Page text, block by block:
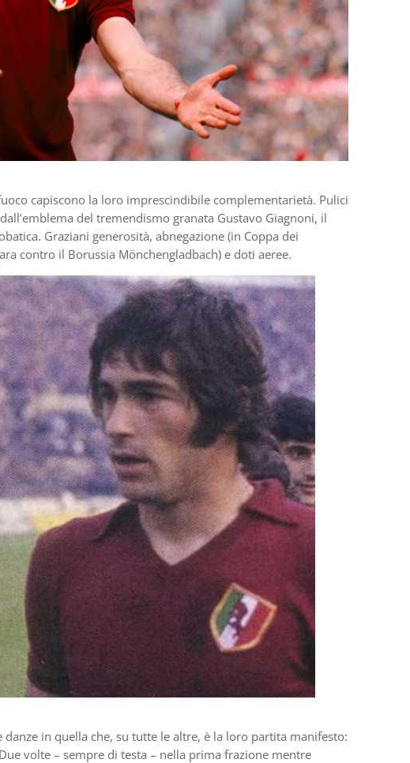
capiscono la loro imprescindibile complementarietà. Pulici
del tremendismo granata Gustavo Giagnoni, il
Graziani generosità, abnegazione (in Coppa dei
contro il Borussia Mönchengladbach) e doti aeree.
danze in quella che, su tutte le altre, è la loro partita manifesto:
volte – sempre di testa – nella prima frazione mentre